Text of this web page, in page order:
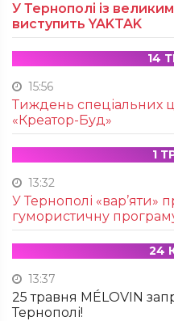
У Тернополі із
виступить YAKTAK
14
15:56
Тиждень спеціальних
«Креатор-Буд»
1
13:32
У Тернополі «вар’яти»
гумористичну
24
13:37
25 травня MÉLOVIN
Тернополі!